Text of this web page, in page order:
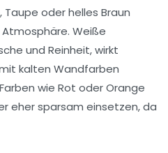
oder helles Braun
Weiße
und Reinheit, wirkt
kalten Wandfarben
wie Rot oder Orange
eher sparsam einsetzen, da